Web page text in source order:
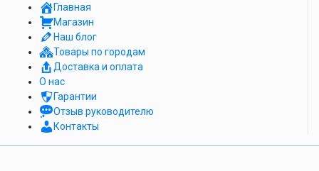
Главная
Магазин
Наш блог
Товары по городам
Доставка и оплата
О нас
Гарантии
Отзыв руководителю
Контакты